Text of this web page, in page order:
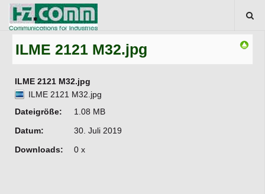
ILME 2121 M32.jpg
ILME 2121 M32.jpg
ILME 2121 M32.jpg
Dateigröße:
1.08 MB
Datum:
30. Juli 2019
Downloads:
0 x